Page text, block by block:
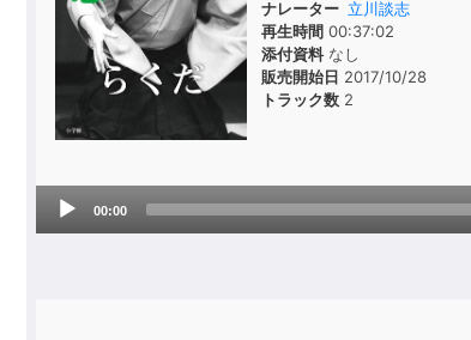
ナレーター 立川談志
再生時間 00:37:02
添付資料なし
販売開始日 2017/10/28
トラック数 2
Audio
Player
00:00